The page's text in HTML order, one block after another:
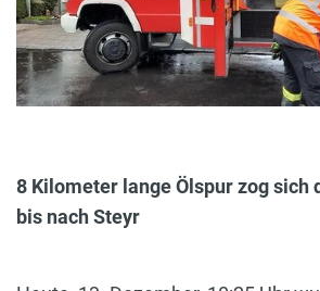
8 Kilometer lange Ölspur zog sich
bis nach Steyr